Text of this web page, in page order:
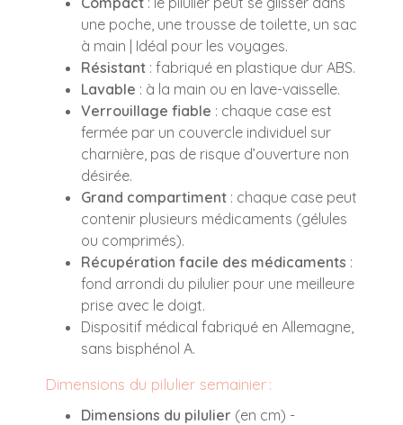
une poche, une trousse de toilette, un sac
à main | Idéal pour les voyages.
Résistant : fabriqué en plastique dur ABS.
Lavable : à la main ou en lave-vaisselle.
Verrouillage fiable : chaque case est
fermée par un couvercle individuel sur
charnière, pas de risque d’ouverture non
désirée.
Grand compartiment : chaque case peut
contenir plusieurs médicaments (gélules
ou comprimés).
Récupération facile des médicaments :
fond arrondi du pilulier pour une meilleure
prise avec le doigt.
Dispositif médical fabriqué en Allemagne,
sans bisphénol A.
Dimensions du pilulier semainier:
Dimensions du pilulier (en cm) -